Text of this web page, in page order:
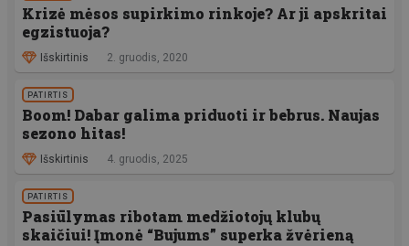
Krizė mėsos supirkimo rinkoje? Ar ji apskritai
egzistuoja?
Išskirtinis 2. gruodis, 2020
PATIRTIS
Boom! Dabar galima priduoti ir bebrus. Naujas
sezono hitas!
Išskirtinis 4. gruodis, 2025
PATIRTIS
Pasiūlymas ribotam medžiotojų klubų
skaičiui! Įmonė “Bujums” superka žvėrieną